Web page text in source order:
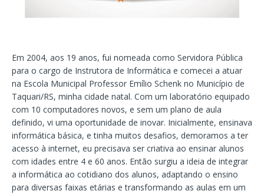
Em 2004, aos 19 anos, fui nomeada como Servidora Pública
para o cargo de Instrutora de Informática e comecei a atuar
na Escola Municipal Professor Emílio Schenk no Município de
Taquari/RS, minha cidade natal. Com um laboratório equipado
com 10 computadores novos, e sem um plano de aula
definido, vi uma oportunidade de inovar. Inicialmente, ensinava
informática básica, e tinha muitos desafios, demoramos a ter
acesso à internet, eu precisava ser criativa ao ensinar alunos
com idades entre 4 e 60 anos. Então surgiu a ideia de integrar
a informática ao cotidiano dos alunos, adaptando o ensino
para diversas faixas etárias e transformando as aulas em um